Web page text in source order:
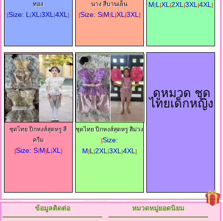
ทอง
[Size: L |XL |3XL |4XL]
นาง สีบานเย็น
[Size: S| M L| XL| 3XL]
M L| XL| 2XL| 3XL| 4XL]
ชุดไทย ปีกหงส์สุดหรู สี
ครีม
[Size: S| M L| XL]
ชุดไทย ปีกหงส์สุดหรู สีม่วง
[Size:
M L| 2XL| 3XL| 4XL]
ดูหมวด ชุด
ไทยเด็กหญิง
ข้อมูลติดต่อ หมวดหมู่ยอดนิยม